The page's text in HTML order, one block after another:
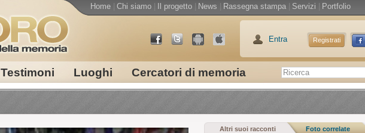
Testimoni Luoghi Cercatori di memoria
Home Chi siamo Il progetto News Rassegna stampa Servizi Portfolio
Entra Registrati
Altri suoi racconti Foto correlate